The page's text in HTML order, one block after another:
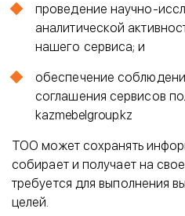
проведение научно-
аналитической
нашего сервиса; и
обеспечение
соглашения сервисов
kazmebelgroup.kz
ТОО может сохранять
собирает и получает на
требуется для выполнения
целей.